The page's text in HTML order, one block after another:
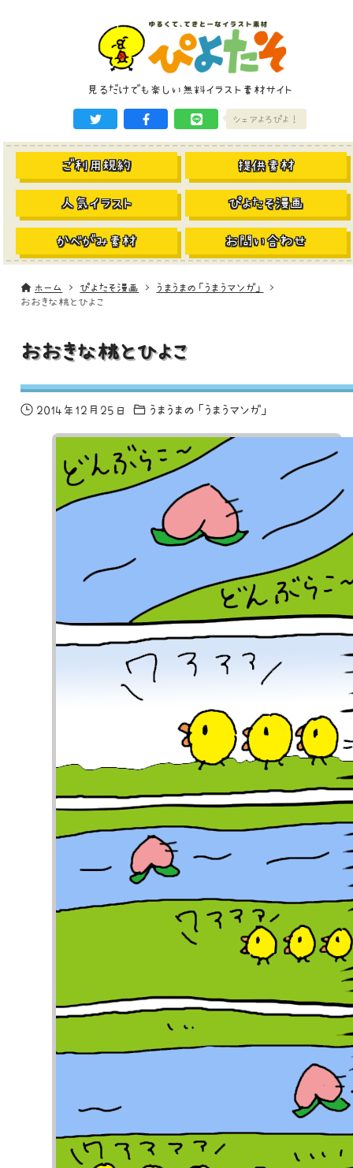
見るだけでも楽しい無料イラスト素材サイト
シェアよろぴよ！
ご利用規約 提供素材
人気イラスト ぴよたそ漫画
かべがみ素材 お問い合わせ
ホーム ぴよたそ漫画
うまうまの「うまうマンガ」
おおきな桃とひよこ
おおきな桃とひよこ
2014年12月25日 うまうまの「うまうマンガ」